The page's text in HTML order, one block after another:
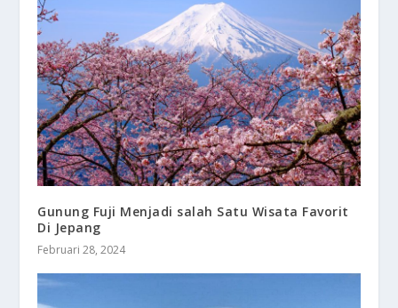
Gunung Fuji Menjadi salah Satu Wisata Favorit
Di Jepang
Februari 28, 2024